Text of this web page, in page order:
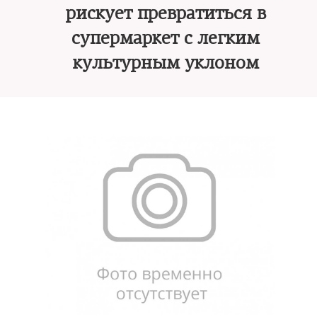
рискует превратиться в
супермаркет с легким
культурным уклоном